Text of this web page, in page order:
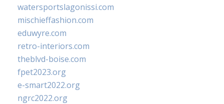
watersportslagonissi.com
mischieffashion.com
eduwyre.com
retro-interiors.com
theblvd-boise.com
fpet2023.org
e-smart2022.org
ngrc2022.org